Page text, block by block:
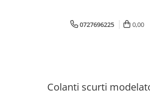
0727696225 0,00
Colanti scurti